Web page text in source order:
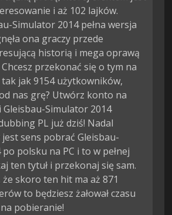
i aż 102 lajków.
Simulator 2014 pełna wersja
ona graczy przede
historią i mega oprawą
przekonać się o tym na
tak jak 9154 użytkowników,
nas grę? Utwórz konto na
Simulator 2014
PL już dziś! Nadal
jest sens pobrać Gleisbau-
polsku na PC i to w pełnej
ten tytuł i przekonaj się sam.
skoro ten hit ma aż 871
to będziesz żałował czasu
pobieranie!